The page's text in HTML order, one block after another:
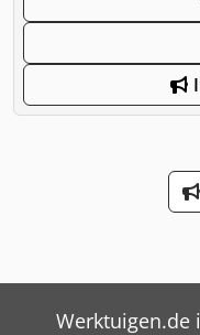
Werktuigen.de